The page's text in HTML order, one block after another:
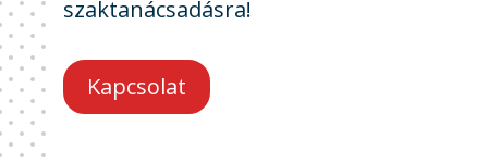
szaktanácsadásra!
Kapcsolat